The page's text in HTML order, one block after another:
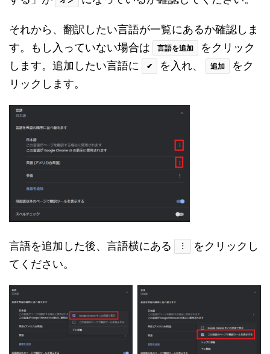
それから、翻訳したい言語が一覧にあるか確認しま
す。もし入っていない場合は
言語を追加
をクリック
します。追加したい言語に
✔ を入れ、 追加
をク
リックします。
言語を追加した後、言語横にある ︙
をクリックし
てください。